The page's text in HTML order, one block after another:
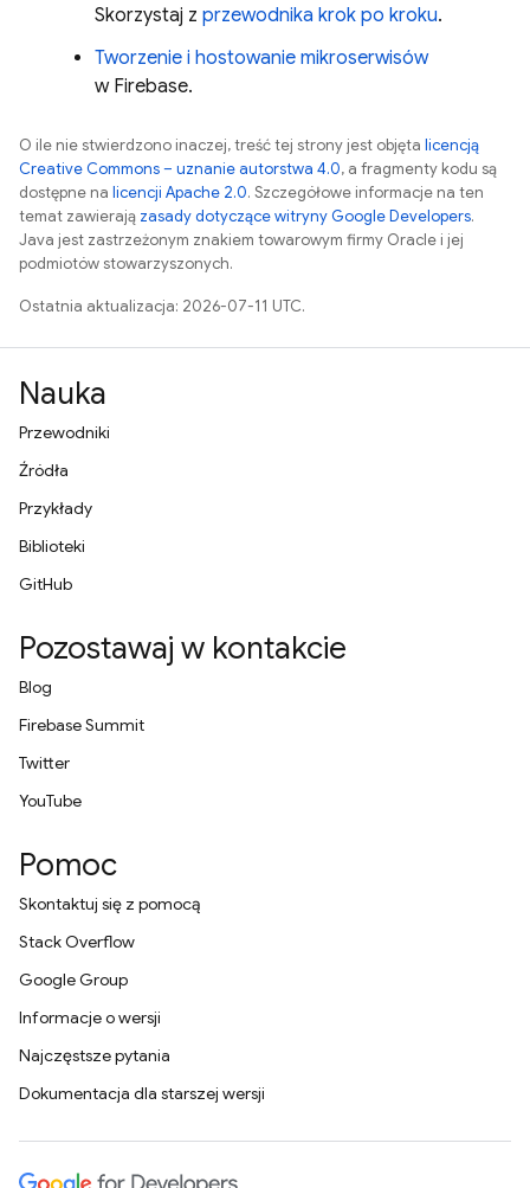
Skorzystaj z przewodnika krok po kroku.
Tworzenie i hostowanie mikroserwisów
w Firebase.
O ile nie stwierdzono inaczej, treść tej strony jest objęta licencją
Creative Commons – uznanie autorstwa 4.0, a fragmenty kodu są
dostępne na licencji Apache 2.0. Szczegółowe informacje na ten
temat zawierają zasady dotyczące witryny Google Developers.
Java jest zastrzeżonym znakiem towarowym firmy Oracle i jej
podmiotów stowarzyszonych.
Ostatnia aktualizacja: 2026-07-11 UTC.
Nauka
Przewodniki
Źródła
Przykłady
Biblioteki
GitHub
Pozostawaj w kontakcie
Blog
Firebase Summit
Twitter
YouTube
Pomoc
Skontaktuj się z pomocą
Stack Overflow
Google Group
Informacje o wersji
Najczęstsze pytania
Dokumentacja dla starszej wersji